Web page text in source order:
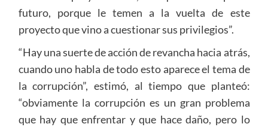
futuro, porque le temen a la vuelta de este
proyecto que vino a cuestionar sus privilegios”.
“Hay una suerte de acción de revancha hacia atrás,
cuando uno habla de todo esto aparece el tema de
la corrupción”, estimó, al tiempo que planteó:
“obviamente la corrupción es un gran problema
que hay que enfrentar y que hace daño, pero lo